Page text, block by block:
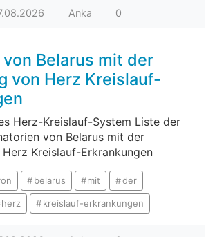
Anka 0
Belarus mit der
von Herz Kreislauf-
Herz-Kreislauf-System Liste der
von Belarus mit der
Kreislauf-Erkrankungen
belarus mit der
herz kreislauf-erkrankungen